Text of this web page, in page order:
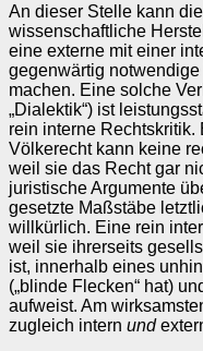
An dieser Stelle kann
wissenschaftliche
eine externe mit einer
gegenwärtig
machen. Eine solche
„Dialektik“) ist
rein interne
Völkerecht kann keine
weil sie das Recht gar
juristische Argumente
gesetzte Maßstäbe
willkürlich. Eine rein
weil sie ihrerseits
ist, innerhalb eines
(„blinde Flecken“ hat)
aufweist. Am
zugleich intern und